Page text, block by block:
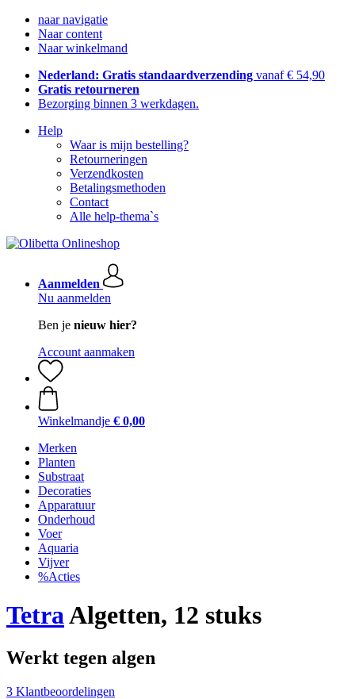
naar navigatie
Naar content
Naar winkelmand
Nederland: Gratis standaardverzending vanaf € 54,90
Gratis retourneren
Bezorging binnen 3 werkdagen.
Help
Waar is mijn bestelling?
Retourneringen
Verzendkosten
Betalingsmethoden
Contact
Alle help-thema`s
Aanmelden
Nu aanmelden
Ben je nieuw hier?
Account aanmaken
Winkelmandje € 0,00
Merken
Planten
Substraat
Decoraties
Apparatuur
Onderhoud
Voer
Aquaria
Vijver
%Acties
TetraAlgetten, 12 stuks
Werkt tegen algen
3 Klantbeoordelingen